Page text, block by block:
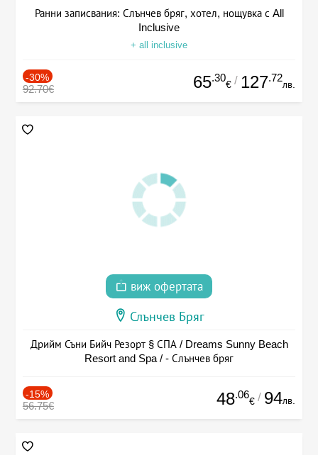
Ранни записвания: Слънчев бряг, хотел, нощувка с All
Inclusive
+ all inclusive
-30%
92.70€ 65.30
€ / 127.72
лв.
виж офертата
Слънчев Бряг
Дрийм Съни Бийч Резорт § СПА / Dreams Sunny Beach
Resort and Spa / - Слънчев бряг
-15%
56.75€ 48.06
€ / 94лв.